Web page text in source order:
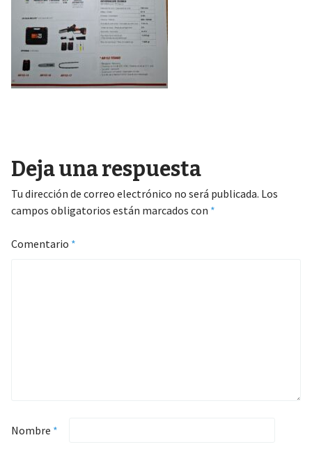
Deja una respuesta
Tu dirección de correo electrónico no será publicada. Los
campos obligatorios están marcados con *
Comentario *
Nombre *